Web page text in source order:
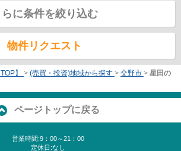
らに条件を絞り込む
物件リクエスト
】 > (売買・投資)地域から探す > 交野市 > 星田の
ページトップに戻る
営業時間:9：00～21：00
定休日:なし